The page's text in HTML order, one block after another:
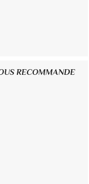
RECOMMANDE